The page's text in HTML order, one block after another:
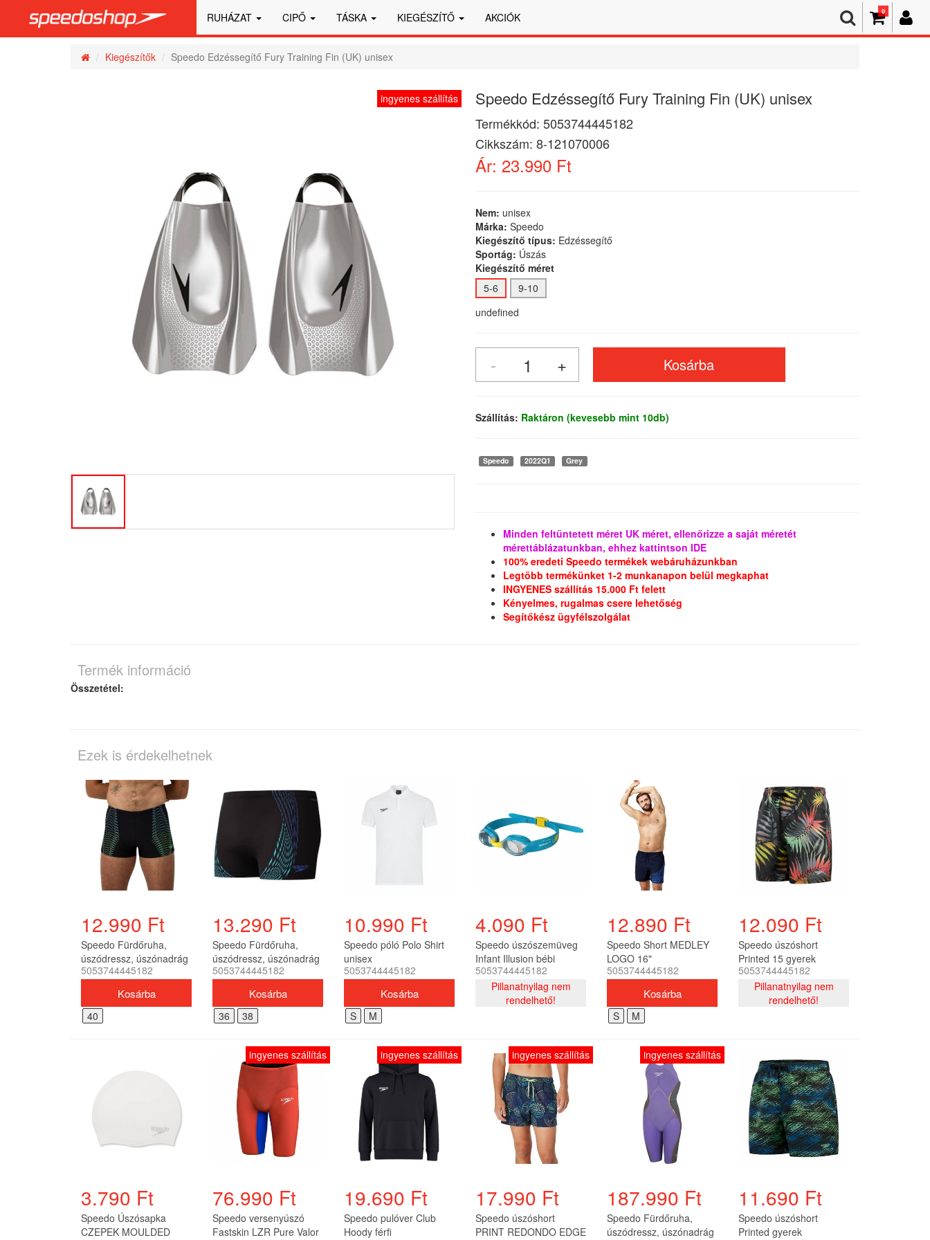
0
RUHÁZAT CIPŐ TÁSKA KIEGÉSZÍTŐ AKCIÓK
Kiegészítők Speedo Edzéssegítő Fury Training Fin (UK) unisex
ingyenes szállítás Speedo Edzéssegítő Fury Training Fin (UK) unisex
Termékkód: 5053744445182
Cikkszám: 8-121070006
Ár: 23.990 Ft
Nem: unisex
Márka: Speedo
Kiegészítő típus: Edzéssegítő
Sportág: Úszás
Kiegészítő méret
5-6
9-10
undefined
Szállítás: Raktáron (kevesebb mint 10db)
Speedo 2022Q1 Grey
Minden feltüntetett méret UK méret, ellenőrizze a saját méretét
mérettáblázatunkban, ehhez kattintson IDE
100% eredeti Speedo termékek webáruházunkban
Legtöbb termékünket 1-2 munkanapon belül megkaphat
INGYENES szállítás 15.000 Ft felett
Kényelmes, rugalmas csere lehetőség
Segítőkész ügyfélszolgálat
Termék információ
Összetétel:
Ezek is érdekelhetnek
12.990 Ft
Speedo Fürdőruha,
úszódressz, úszónadrág
STROJE P£YWACKIE
ASHT (UK) férfi
5053744445182
40
13.290 Ft
Speedo Fürdőruha,
úszódressz, úszónadrág
DUO LOGO ASHT AM
5053744445182
36 38
10.990 Ft
Speedo póló Polo Shirt
unisex
5053744445182
S M
4.090 Ft
Speedo úszószemüveg
Infant Illusion bébi
5053744445182
Pillanatnyilag nem
rendelhető!
12.890 Ft
Speedo Short MEDLEY
LOGO 16"
WATERSHORT AM férfi
5053744445182
S M
12.090 Ft
Speedo úszóshort
Printed 15 gyerek
5053744445182
Pillanatnyilag nem
rendelhető!
3.790 Ft
Speedo Úszósapka
CZEPEK MOULDED
ingyenes szállítás
76.990 Ft
Speedo versenyúszó
Fastskin LZR Pure Valor
ingyenes szállítás
19.690 Ft
Speedo pulóver Club
Hoody férfi
ingyenes szállítás
17.990 Ft
Speedo úszóshort
PRINT REDONDO EDGE
ingyenes szállítás
187.990 Ft
Speedo Fürdőruha,
úszódressz, úszónadrág
11.690 Ft
Speedo úszóshort
Printed gyerek